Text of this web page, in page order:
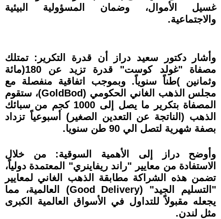
غسيل الأموال، وضمان المسؤولية البيئية
والاجتماعية.
وأشار دكتور سعيد دراز أن قدرة التكرير: تمتلك
مصفاة "غولد كوست" قدرة تزيد عن 180(مائة
وثمانين )طناً سنوياً. وبموجب اتفاقية منفصلة مع
مجلس الذهب الغاني الحكومي (GoldBod)، ستقوم
المصفاة بتكرير ما يصل إلى 1000 كجم من سبائك
الذهب (الناتجة عن التعدين الصغير) أسبوعياً تزداد
بصفة شهرية لتصل الي 90 طن سنويا.
وأوضح دراز إلى الأهمية السوقية: من خلال
الاستفادة من معايير "راند ريفاينري" المعتمدة دولياً،
تضمن هذه الشراكة مطابقة الذهب الغاني لمعايير
"التسليم الجيد" (Good Delivery) العالمية، مما
يجعله مقبولاً للتداول في الأسواق العالمية الكبرى
مثل لندن.